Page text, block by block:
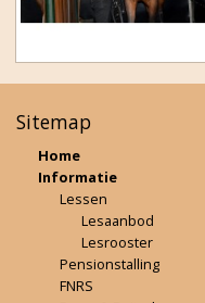
Sitemap
Home
Informatie
Lessen
Lesaanbod
Lesrooster
Pensionstalling
FNRS